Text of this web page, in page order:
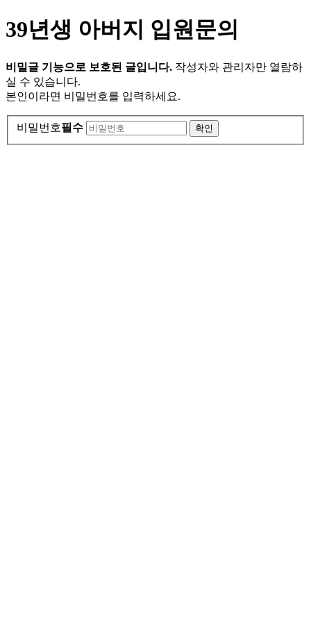
39년생 아버지 입원문의
비밀글 기능으로 보호된 글입니다. 작성자와 관리자만 열람하
실 수 있습니다.
본인이라면 비밀번호를 입력하세요.
비밀번호필수